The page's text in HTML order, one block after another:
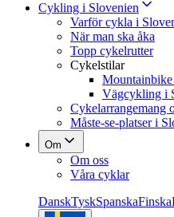
Cykling i Slovenien
Varför cykla i
När man ska åka
Topp cykelrutter
Cykelstilar
Vägcykling i
Cykelarrangemang
Måste-se-platser i
Om
Om oss
Våra cyklar
DanskTyskSpanskaFinska